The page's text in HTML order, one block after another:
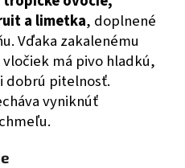
a limetka, doplnené
Vďaka zakalenému
má pivo hladkú,
dobrú pitelnosť.
vyniknúť